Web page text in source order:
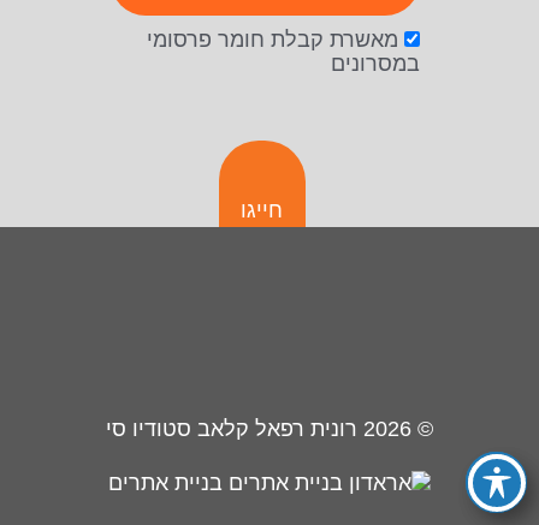
מאשרת קבלת חומר פרסומי
במסרונים
חייגו
© 2026 רונית רפאל קלאב סטודיו סי
בניית אתרים